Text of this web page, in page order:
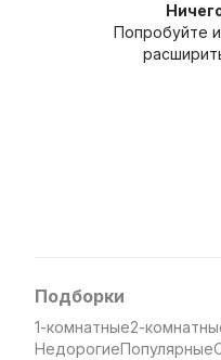
Попробуйте
Подборки
1-комнатные2-
НедорогиеПопулярные